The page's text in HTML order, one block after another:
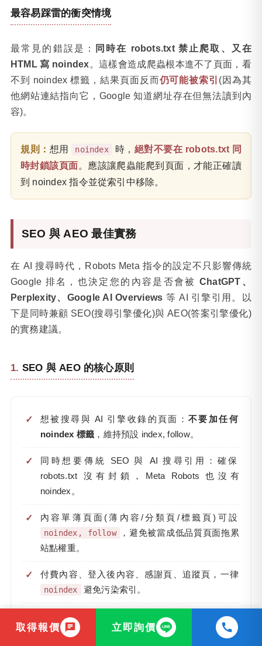
取得報價 立即詢價
最容易踩雷的衝突情境
最常見的錯誤是：
同時在 robots.txt 禁止爬取、又在
HTML 寫 noindex。這樣會造成爬蟲根本進不了頁面，看
不到 noindex 標籤，結果頁面反而仍可能被索引 (因為其
他網站連結指向它，Google 知道網址存在但無法讀到內
容)。
規則： 想用 noindex 時， 絕對不要在 robots.txt 同
時封鎖該頁面。應該讓爬蟲能爬到頁面，才能正確讀
到 noindex 指令並從索引中移除。
SEO 與 AEO 最佳實務
在 AI 搜尋時代，Robots Meta 指令的設定不只影響傳統
Google 排名，也決定您的內容是否會被 ChatGPT、
Perplexity、Google AI Overviews 等 AI 引擎引用。以
下是同時兼顧 SEO(搜尋引擎優化)與 AEO(答案引擎優化)
的實務建議。
SEO 與 AEO 的核心原則
想被搜尋與 AI 引擎收錄的頁面：不要加任何
noindex 標籤 ，維持預設 index, follow。
同時想要傳統 SEO 與 AI 搜尋引用：確保
robots.txt 沒有封鎖，Meta Robots 也沒有
noindex。
內容單薄頁面(薄內容/分類頁/標籤頁)可設
noindex, follow
，避免被當成低品質頁面拖累
站點權重。
付費內容、登入後內容、感謝頁、追蹤頁，一律
noindex
避免污染索引。
大型網站建議建立 SOP，新頁面上線前必須檢查
Robots Meta 設定。